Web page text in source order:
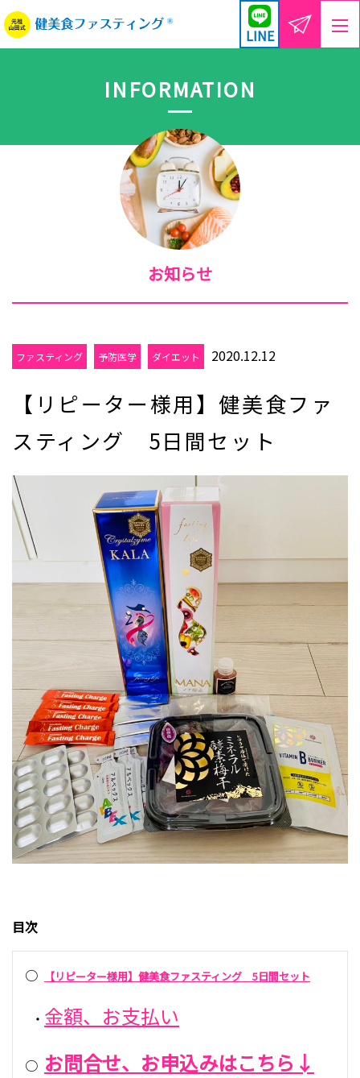
LINE
INFORMATION
お知らせ
ファスティング 予防医学 ダイエット 2020.12.12
【リピーター様用】健美食ファ
スティング 5日間セット
目次
○ 【リピーター様用】健美食ファスティング 5日間セット
・ 金額、お支払い
○ お問合せ、お申込みはこちら↓